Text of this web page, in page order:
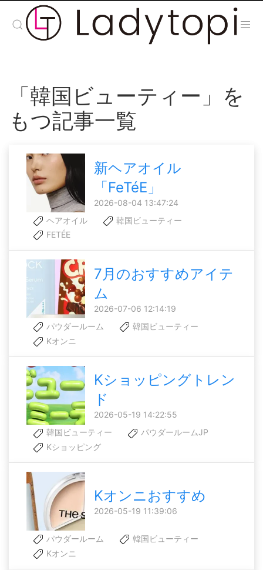
「韓国ビューティー」を
もつ記事一覧
新ヘアオイル
「FeTéE」
2026-08-04 13:47:24
ヘアオイル
韓国ビューティー
FETÉE
7月のおすすめアイテ
ム
2026-07-06 12:14:19
パウダールーム
韓国ビューティー
Kオンニ
Kショッピングトレン
ド
2026-05-19 14:22:55
韓国ビューティー
パウダールームJP
Kショッピング
Kオンニおすすめ
2026-05-19 11:39:06
パウダールーム
韓国ビューティー
Kオンニ